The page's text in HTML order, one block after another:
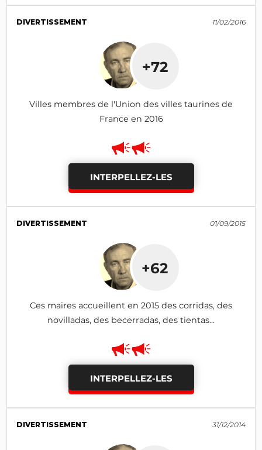
DIVERTISSEMENT 11/02/2016
+72
Villes membres de l'Union des villes taurines de
France en 2016
INTERPELLEZ-LES
DIVERTISSEMENT 01/09/2015
+62
Ces maires accueillent en 2015 des corridas, des
novilladas, des becerradas, des tientas...
INTERPELLEZ-LES
DIVERTISSEMENT 31/12/2014